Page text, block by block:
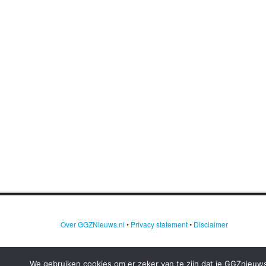
Over GGZNieuws.nl • Privacy statement• Disclaimer
We gebruiken cookies om er zeker van te zijn dat je